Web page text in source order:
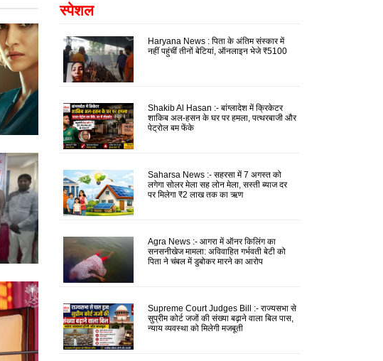
स्पेशल
Haryana News : पिता के अंतिम संस्कार में
नहीं पहुंचीं तीनों बेटियां, ऑनलाइन भेजे ₹5100
Shakib Al Hasan :- बांग्लादेश में क्रिकेटर
शाकिब अल-हसन के घर पर हमला, पत्थरबाजी और
पेट्रोल बम फेंके
Saharsa News :- सहरसा में 7 अगस्त को
लगेगा सोलर मेला सह लोन मेला, सस्ती ब्याज दर
पर मिलेगा ₹2 लाख तक का ऋण
Agra News :- आगरा में ऑनर किलिंग का
सनसनीखेज मामला: अविवाहित गर्भवती बेटी को
पिता ने चंबल में डुबोकर मारने का आरोप
Supreme Court Judges Bill :- राज्यसभा से
सुप्रीम कोर्ट जजों की संख्या बढ़ाने वाला बिल पास,
न्याय व्यवस्था को मिलेगी मजबूती